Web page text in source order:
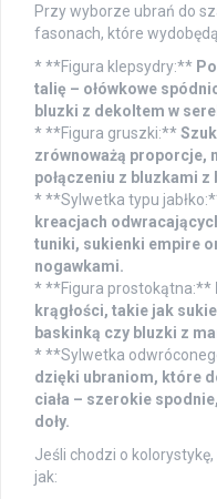
Przy wyborze ubrań do
fasonach, które
* **Figura klepsydry:**
talię – ołówkowe
bluzki z dekoltem w
* **Figura gruszki:**
zrównoważą proporcje,
połączeniu z bluzkami z
* **Sylwetka typu
kreacjach
tuniki, sukienki empire
nogawkami.
* **Figura prostokątna:**
krągłości, takie jak
baskinką czy bluzki z
* **Sylwetka
dzięki ubraniom, które
ciała – szerokie
doły.
Jeśli chodzi o
jak: